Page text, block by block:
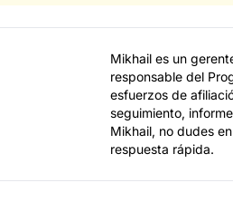
Mikhail es un
responsable del
esfuerzos de
seguimiento,
Mikhail, no dudes
respuesta rápida.